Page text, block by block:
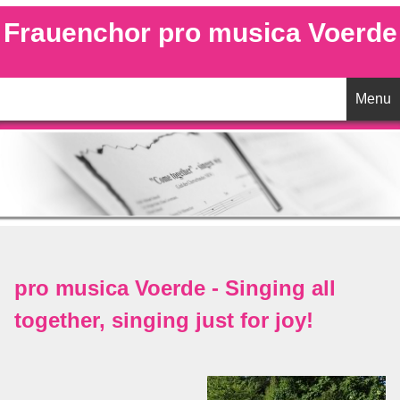
Frauenchor pro musica Voerde
Menu
Startseite
Aktuelles
Vorstand
pro musica Voerde - Singing all
together, singing just for joy!